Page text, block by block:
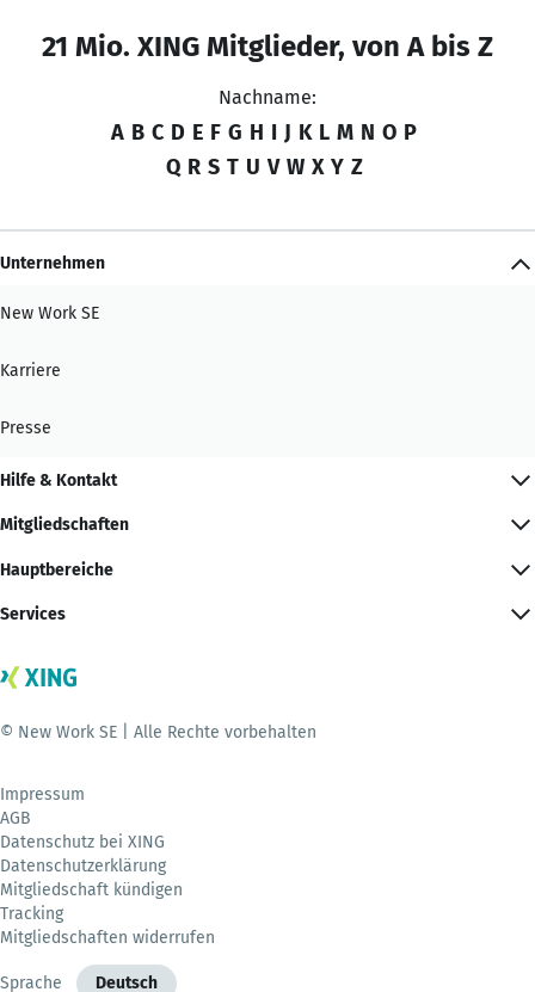
21 Mio. XING Mitglieder, von A bis Z
Nachname:
A B C D E F G H I J K L M N O P
Q R S T U V W X Y Z
Unternehmen
New Work SE
Karriere
Presse
Hilfe & Kontakt
Mitgliedschaften
Hauptbereiche
Services
© New Work SE | Alle Rechte vorbehalten
Impressum
AGB
Datenschutz bei XING
Datenschutzerklärung
Mitgliedschaft kündigen
Tracking
Mitgliedschaften widerrufen
Sprache Deutsch